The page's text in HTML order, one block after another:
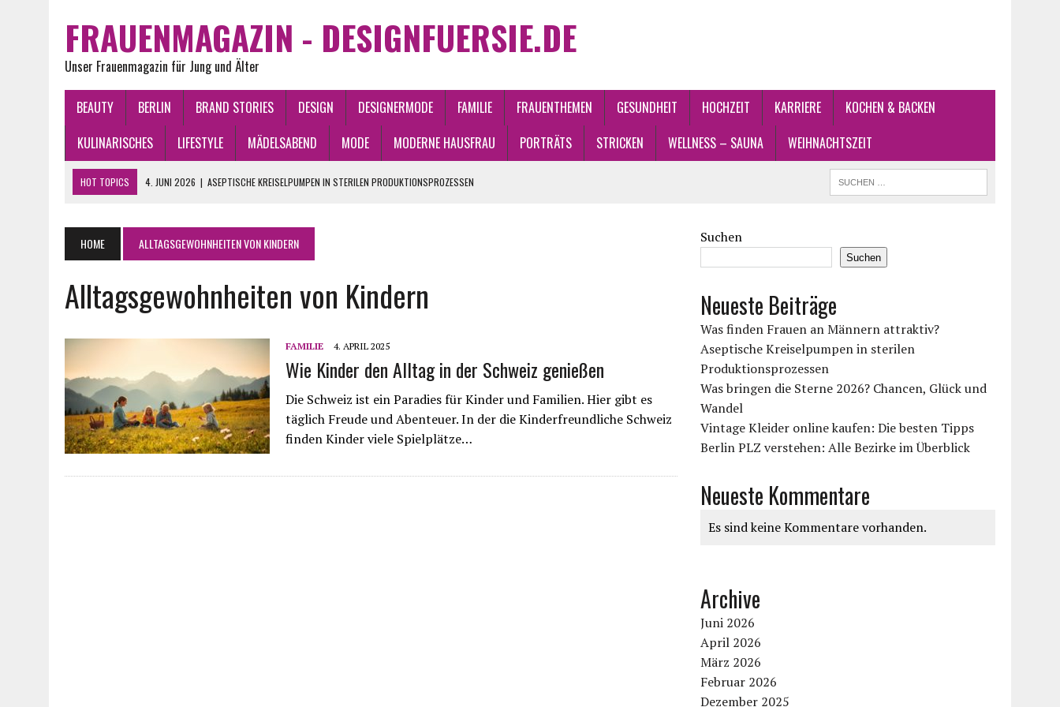
FRAUENMAGAZIN - DESIGNFUERSIE.DE
Unser Frauenmagazin für Jung und Älter
BEAUTY BERLIN BRAND STORIES DESIGN DESIGNERMODE FAMILIE FRAUENTHEMEN GESUNDHEIT HOCHZEIT KARRIERE
KOCHEN & BACKEN
KULINARISCHES
LIFESTYLE MÄDELSABEND MODE MODERNE HAUSFRAU PORTRÄTS STRICKEN WELLNESS – SAUNA WEIHNACHTSZEIT
HOT TOPICS 4. JUNI 2026 | ASEPTISCHE KREISELPUMPEN IN STERILEN PRODUKTIONSPROZESSEN
21. APRIL 2026 | BERLIN PLZ VERSTEHEN: ALLE BEZIRKE IM ÜBERBLICK
15. JUNI 2026
WAS FINDEN FRAUEN AN MÄNNERN ATTRAKTIV?
HOME ALLTAGSGEWOHNHEITEN VON KINDERN
Alltagsgewohnheiten von Kindern
FAMILIE 4. APRIL 2025
Wie Kinder den Alltag in der Schweiz genießen
Die Schweiz ist ein Paradies für Kinder und Familien. Hier gibt es
täglich Freude und Abenteuer. In der die Kinderfreundliche Schweiz
finden Kinder viele Spielplätze…
Suchen
Suchen
Neueste Beiträge
Was finden Frauen an Männern attraktiv?
Aseptische Kreiselpumpen in sterilen
Produktionsprozessen
Was bringen die Sterne 2026? Chancen, Glück und
Wandel
Vintage Kleider online kaufen: Die besten Tipps
Berlin PLZ verstehen: Alle Bezirke im Überblick
Neueste Kommentare
Es sind keine Kommentare vorhanden.
Archive
Juni 2026
April 2026
März 2026
Februar 2026
Dezember 2025